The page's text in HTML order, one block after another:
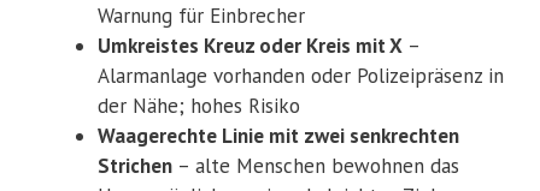
Warnung für Einbrecher
Umkreistes Kreuz oder Kreis mit X –
Alarmanlage vorhanden oder Polizeipräsenz in
der Nähe; hohes Risiko
Waagerechte Linie mit zwei senkrechten
Strichen – alte Menschen bewohnen das